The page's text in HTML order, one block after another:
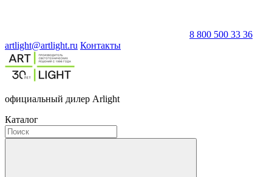
8 800 500 33 36
artlight@artlight.ru Контакты
официальный дилер Arlight
Каталог